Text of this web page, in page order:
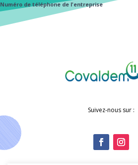
Numéro de téléphone de l'entreprise 0468724926
Suivez-nous sur :